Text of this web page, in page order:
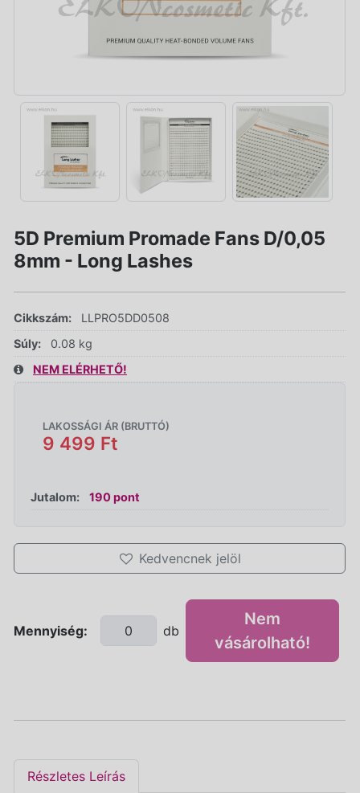
5D Premium Promade Fans D/0,05
8mm - Long Lashes
Cikkszám:
LLPRO5DD0508
Súly:
0.08 kg
NEM ELÉRHETŐ!
LAKOSSÁGI ÁR (BRUTTÓ)
9 499 Ft
Jutalom: 190 pont
Kedvencnek jelöl
Mennyiség: db
Nem
vásárolható!
Részletes Leírás